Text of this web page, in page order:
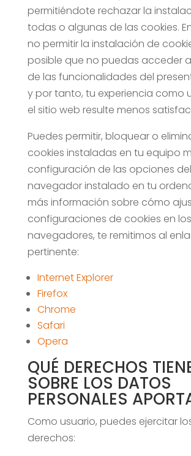
permitiéndote rechazar la
todas o algunas de las cookies.
no permitir la instalación de
posible que no puedas acceder
de las funcionalidades del
y por tanto, tu experiencia como
el sitio web resulte menos
Puedes permitir, bloquear o
cookies instaladas en tu equipo
configuración de las opciones del
navegador instalado en tu
más información sobre cómo
configuraciones de cookies en
navegadores, te remitimos al
pertinente:
Internet Explorer
Firefox
Chrome
Safari
Opera
QUÉ DERECHOS
SOBRE LOS DATOS
PERSONALES
Como usuario, puedes ejercitar
derechos: